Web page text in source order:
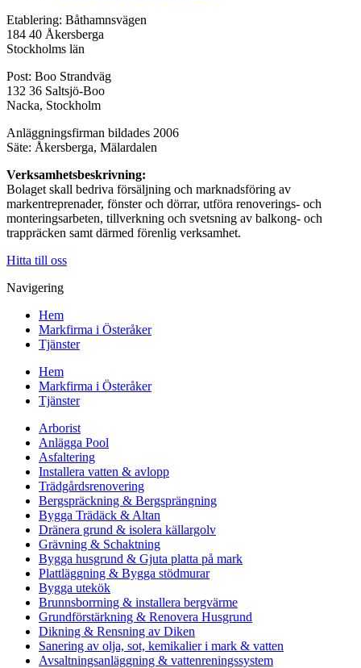
Etablering: Båthamnsvägen
184 40 Åkersberga
Stockholms län
Post: Boo Strandväg
132 36 Saltsjö-Boo
Nacka, Stockholm
Anläggningsfirman bildades 2006
Säte: Åkersberga, Mälardalen
Verksamhetsbeskrivning:
Bolaget skall bedriva försäljning och marknadsföring av
markentreprenader, fönster och dörrar, utföra renoverings- och
monteringsarbeten, tillverkning och svetsning av balkong- och
trappräcken samt därmed förenlig verksamhet.
Hitta till oss
Navigering
Hem
Markfirma i Österåker
Tjänster
Hem
Markfirma i Österåker
Tjänster
Arborist
Anlägga Pool
Asfaltering
Installera vatten & avlopp
Trädgårdsrenovering
Bergspräckning & Bergsprängning
Bygga Trädäck & Altan
Dränera grund & isolera källargolv
Grävning & Schaktning
Bygga husgrund & Gjuta platta på mark
Plattläggning & Bygga stödmurar
Bygga utekök
Brunnsborrning & installera bergvärme
Grundförstärkning & Renovera Husgrund
Dikning & Rensning av Diken
Sanering av olja, sot, kemikalier i mark & vatten
Avsaltningsanläggning & vattenreningssystem